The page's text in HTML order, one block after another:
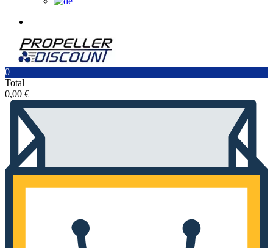
0
Total
0,00 €